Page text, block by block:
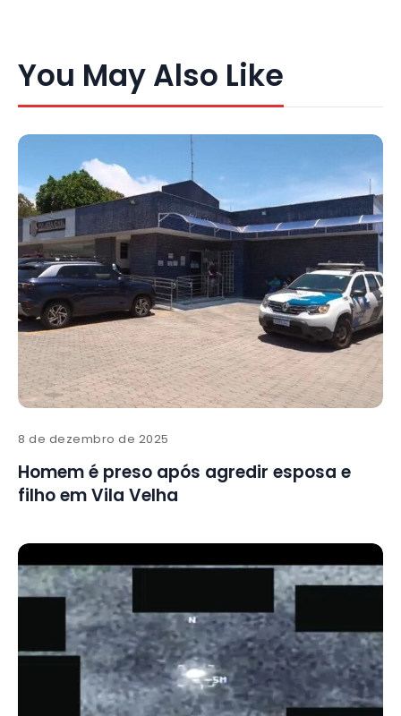
You May Also Like
8 de dezembro de 2025
Homem é preso após agredir esposa e
filho em Vila Velha